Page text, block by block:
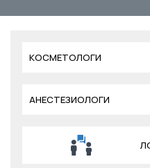
КОСМЕТОЛОГИ
АНЕСТЕЗИОЛОГИ